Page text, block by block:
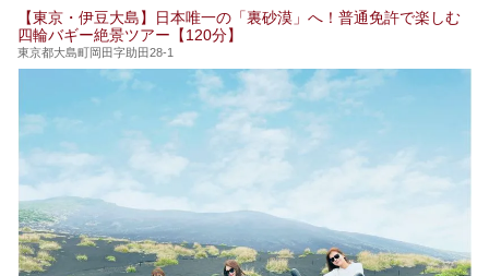
24時間営業で宿泊できる施設や、1,000円以下で楽しめる安
い施設、デートや休日レジャーにもぴったりなエンタメ要素
が充実した施設など、利用のシーンに合わせて参考にしてく
ださい。
【東京・伊豆大島】日本唯一の「裏砂漠」へ！普通免許で楽しむ
四輪バギー絶景ツアー【120分】
東京都大島町岡田字助田28-1